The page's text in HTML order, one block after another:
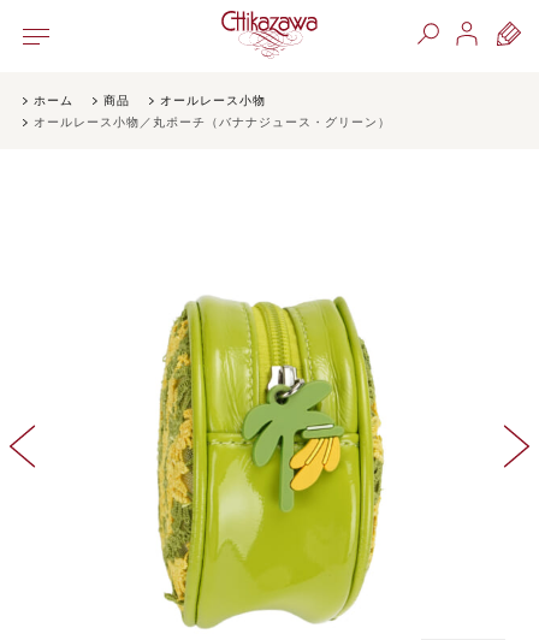
ホーム 商品
オールレース小物
オールレース小物／丸ポーチ（バナナジュース・グリーン）